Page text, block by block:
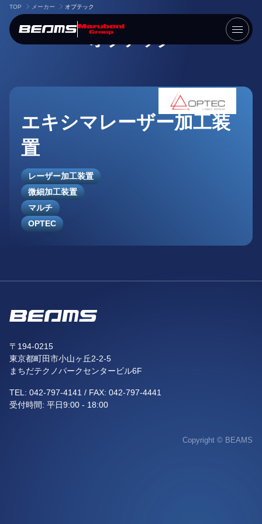
アプリケーション
試作加工
ニュース
TOP メーカー オプテック
オプテック
エキシマレーザー加工装
置
レーザー加工装置
微細加工装置
マルチ
OPTEC
〒194-0215
東京都町田市小山ヶ丘2-2-5
まちだテクノパークセンタービル6F
TEL: 042-797-4141 / FAX: 042-797-4441
受付時間: 平日9:00 - 18:00
Copyright © BEAMS